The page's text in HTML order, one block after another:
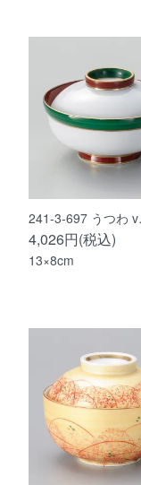
241-3-697 うつわ
4,026円(税込)
13×8cm